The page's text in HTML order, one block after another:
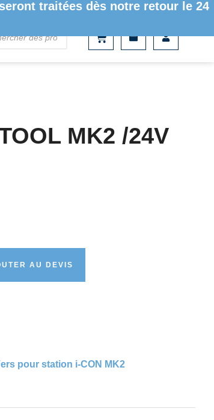
traitées dès notre retour le 24
MK2 /24V
AU DEVIS
pour station i-CON MK2